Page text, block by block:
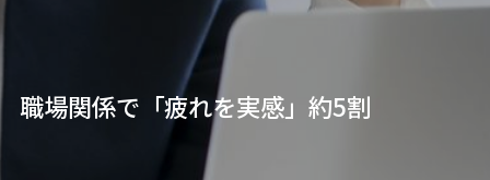
職場関係で「疲れを実感」約5割